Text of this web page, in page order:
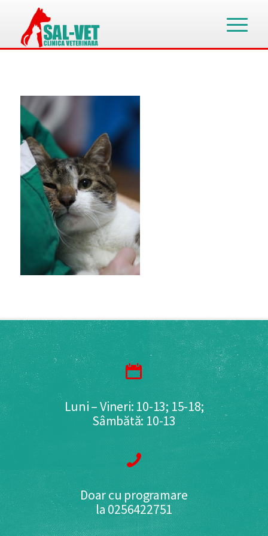
Luni – Vineri: 10-13; 15-18;
Sâmbătă: 10-13
Doar cu programare
la 0256422751